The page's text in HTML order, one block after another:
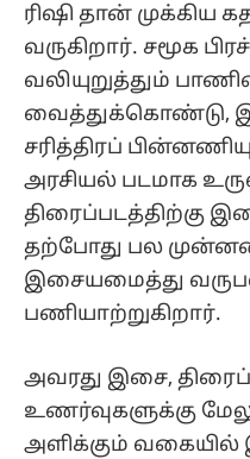
ரிஷி தான் முக்கிய
வருகிறார். சமூக
வலியுறுத்தும்
வைத்துக்கொண்டு,
சரித்திரப்
அரசியல் படமாக
திரைப்படத்திற்கு
தற்போது பல
இசையமைத்து
பணியாற்றுகிறார்.
அவரது இசை,
உணர்வுகளுக்கு
அளிக்கும் வகையில்